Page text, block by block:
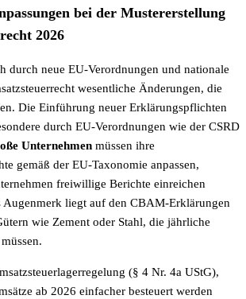
bei der Mustererstellung
2026
durch neue EU-Verordnungen und nationale
wesentliche Änderungen, die
Die Einführung neuer Erklärungspflichten
durch EU-Verordnungen wie der CSRD
Unternehmen müssen ihre
gemäß der EU-Taxonomie anpassen,
freiwillige Berichte einreichen
Augenmerk liegt auf den CBAM-Erklärungen
wie Zement oder Stahl, die jährliche
(§ 4 Nr. 4a UStG),
ab 2026 einfacher besteuert werden